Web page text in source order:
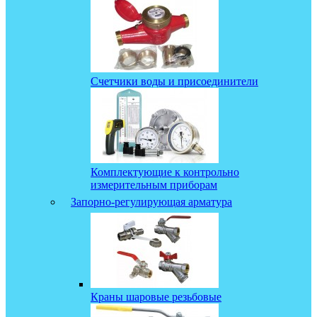
Счетчики воды и присоединители
Комплектующие к контрольно
измерительным приборам
Запорно-регулирующая арматура
Краны шаровые резьбовые